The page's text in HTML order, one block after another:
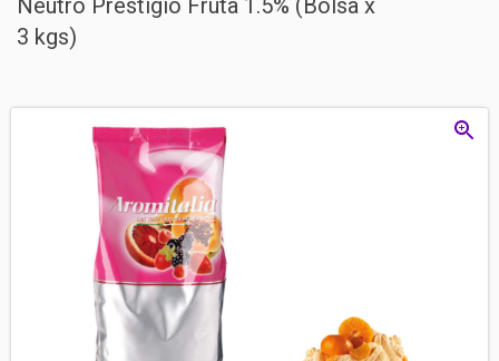
Neutro Prestigio Fruta 1.5% (Bolsa x
3 kgs)